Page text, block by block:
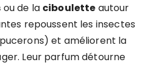
ou de la ciboulette autour
repoussent les insectes
et améliorent la
Leur parfum détourne